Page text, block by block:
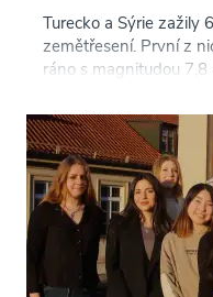
Turecko a Sýrie zažily
zemětřesení. První z
ráno s magnitudou
následujících třech
února sílu 6,3 stupně, [...]